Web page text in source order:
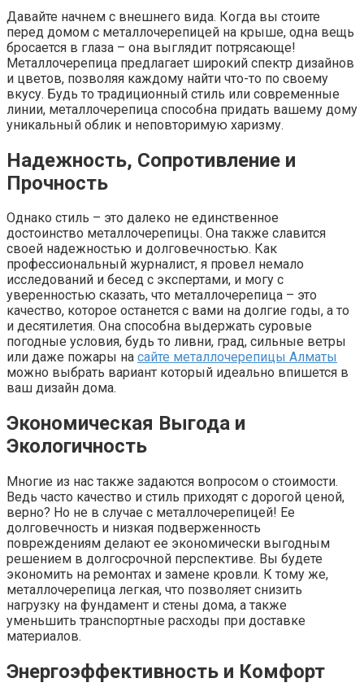
Давайте начнем с внешнего вида. Когда вы стоите
перед домом с металлочерепицей на крыше, одна вещь
бросается в глаза – она выглядит потрясающе!
Металлочерепица предлагает широкий спектр дизайнов
и цветов, позволяя каждому найти что-то по своему
вкусу. Будь то традиционный стиль или современные
линии, металлочерепица способна придать вашему дому
уникальный облик и неповторимую харизму.
Надежность, Сопротивление и
Прочность
Однако стиль – это далеко не единственное
достоинство металлочерепицы. Она также славится
своей надежностью и долговечностью. Как
профессиональный журналист, я провел немало
исследований и бесед с экспертами, и могу с
уверенностью сказать, что металлочерепица – это
качество, которое останется с вами на долгие годы, а то
и десятилетия. Она способна выдержать суровые
погодные условия, будь то ливни, град, сильные ветры
или даже пожары на сайте металлочерепицы Алматы
можно выбрать вариант который идеально впишется в
ваш дизайн дома.
Экономическая Выгода и
Экологичность
Многие из нас также задаются вопросом о стоимости.
Ведь часто качество и стиль приходят с дорогой ценой,
верно? Но не в случае с металлочерепицей! Ее
долговечность и низкая подверженность
повреждениям делают ее экономически выгодным
решением в долгосрочной перспективе. Вы будете
экономить на ремонтах и замене кровли. К тому же,
металлочерепица легкая, что позволяет снизить
нагрузку на фундамент и стены дома, а также
уменьшить транспортные расходы при доставке
материалов.
Энергоэффективность и Комфорт